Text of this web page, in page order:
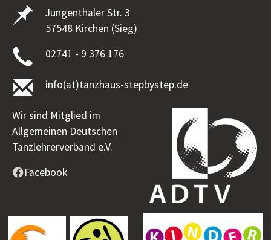
Jungenthaler Str. 3
57548 Kirchen (Sieg)
02741 - 9 376 176
info(at)tanzhaus-stepbystep.de
Wir sind Mitglied im
Allgemeinen Deutschen
Tanzlehrerverband e.V.
Facebook